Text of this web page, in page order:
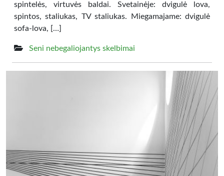
spintelės, virtuvės baldai. Svetainėje: dvigulė lova,
spintos, staliukas, TV staliukas. Miegamajame: dvigulė
sofa-lova, […]
Seni nebegaliojantys skelbimai